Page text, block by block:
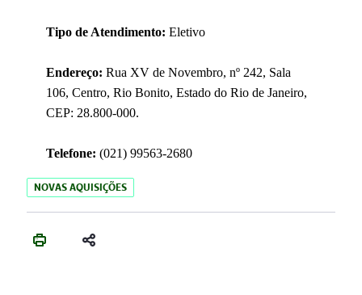
Tipo de Atendimento: Eletivo
Endereço: Rua XV de Novembro, nº 242, Sala
106, Centro, Rio Bonito, Estado do Rio de Janeiro,
CEP: 28.800-000.
Telefone: (021) 99563-2680
NOVAS AQUISIÇÕES